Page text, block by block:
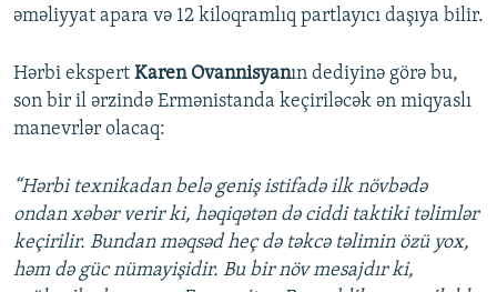
əməliyyat apara və 12 kiloqramlıq partlayıcı daşıya bilir.
Hərbi ekspert Karen Ovannisyanın dediyinə görə bu,
son bir il ərzində Ermənistanda keçiriləcək ən miqyaslı
manevrlər olacaq:
“Hərbi texnikadan belə geniş istifadə ilk növbədə
ondan xəbər verir ki, həqiqətən də ciddi taktiki təlimlər
keçirilir. Bundan məqsəd heç də təkcə təlimin özü yox,
həm də güc nümayişidir. Bu bir növ mesajdır ki,